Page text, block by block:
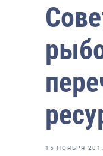
и конференции
России
африканская
духовно-
15 НОЯБРЯ